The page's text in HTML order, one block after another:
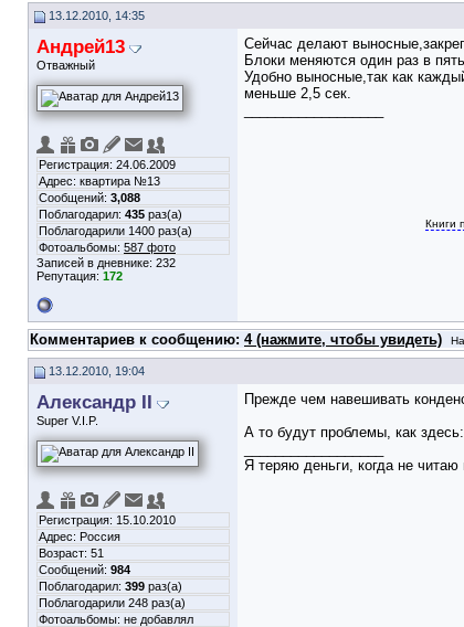
13.12.2010, 14:35
Андрей13
Отважный
Регистрация: 24.06.2009
Адрес: квартира №13
Сообщений: 3,088
Поблагодарил: 435 раз(а)
Поблагодарили 1400 раз(а)
Фотоальбомы: 587 фото
Записей в дневнике: 232
Репутация: 172
Сейчас делают
Блоки меняются один раз в
Удобно выносные,так как
меньше 2,5 сек.
Книги
Комментариев к сообщению: 4 (нажмите, чтобы увидеть)
13.12.2010, 19:04
Александр II
Super V.I.P.
Регистрация: 15.10.2010
Адрес: Россия
Возраст: 51
Сообщений: 984
Поблагодарил: 399 раз(а)
Поблагодарили 248 раз(а)
Фотоальбомы: не добавлял
Прежде чем навешивать
А то будут проблемы, как здесь:
Я теряю деньги, когда не читаю